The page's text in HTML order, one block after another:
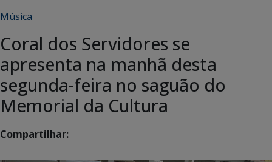
Música
Coral dos Servidores se
apresenta na manhã desta
segunda-feira no saguão do
Memorial da Cultura
Compartilhar: